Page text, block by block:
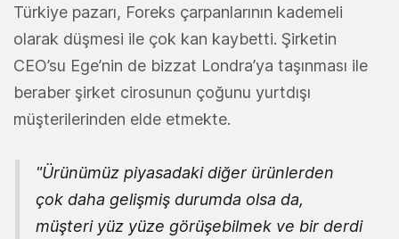
Türkiye pazarı, Foreks çarpanlarının kademeli
olarak düşmesi ile çok kan kaybetti. Şirketin
CEO’su Ege’nin de bizzat Londra’ya taşınması ile
beraber şirket cirosunun çoğunu yurtdışı
müşterilerinden elde etmekte.
"Ürünümüz piyasadaki diğer ürünlerden
çok daha gelişmiş durumda olsa da,
müşteri yüz yüze görüşebilmek ve bir derdi